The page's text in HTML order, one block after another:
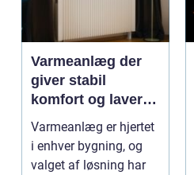
Varmeanlæg der
giver stabil
komfort og lavere
energiregning
Varmeanlæg er hjertet
i enhver bygning, og
valget af løsning har